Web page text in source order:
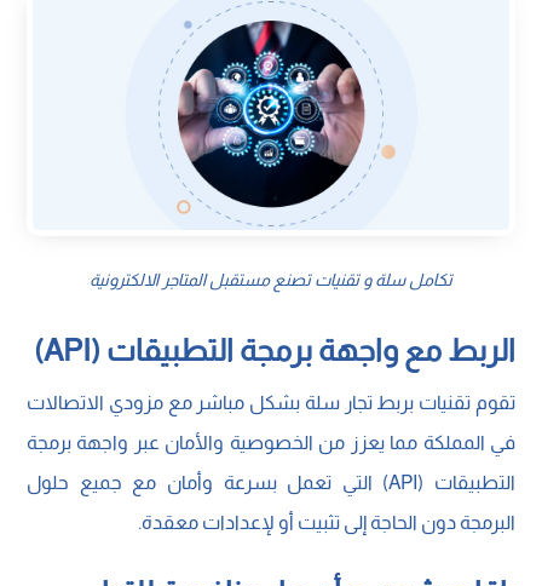
تكامل سلة و تقنيات تصنع مستقبل المتاجر الالكترونية
الربط مع واجهة برمجة التطبيقات (API)
تقوم تقنيات بربط تجار سلة بشكل مباشر مع مزودي الاتصالات
في المملكة مما يعزز من الخصوصية والأمان عبر واجهة برمجة
التطبيقات (API) التي تعمل بسرعة وأمان مع جميع حلول
البرمجة دون الحاجة إلى تثبيت أو لإعدادات معقدة.